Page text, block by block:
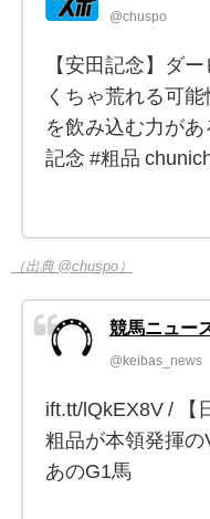
@chuspo
【安田記念】ダ
くちゃ荒れる可
を飲み込む力が
記念 #粗品
（出典 @chuspo）
競馬ニュー
@keibas_news
ift.tt/lQkEX8V / 【
粗品が本領発揮
あのG1馬